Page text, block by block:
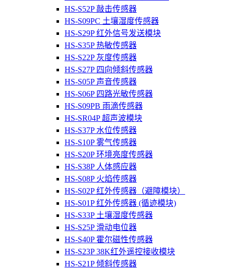
HS-S52P 敲击传感器
HS-S09PC 土壤湿度传感器
HS-S29P 红外信号发送模块
HS-S35P 热敏传感器
HS-S22P 灰度传感器
HS-S27P 四向倾斜传感器
HS-S05P 声音传感器
HS-S06P 四路光敏传感器
HS-S09PB 雨滴传感器
HS-SR04P 超声波模块
HS-S37P 水位传感器
HS-S10P 雾气传感器
HS-S20P 环境亮度传感器
HS-S38P 人体感应器
HS-S08P 火焰传感器
HS-S02P 红外传感器（避障模块）
HS-S01P 红外传感器 (循迹模块)
HS-S33P 土壤湿度传感器
HS-S25P 滑动电位器
HS-S40P 霍尔磁性传感器
HS-S23P 38K红外遥控接收模块
HS-S21P 倾斜传感器